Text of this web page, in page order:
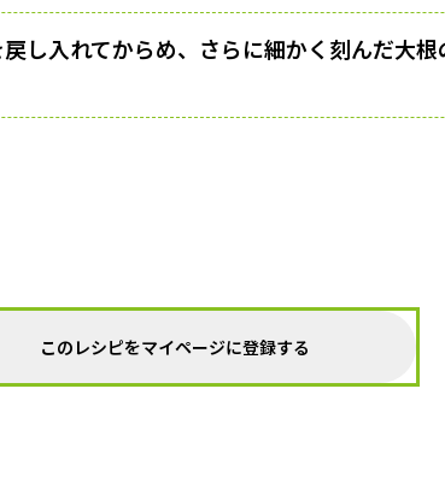
し入れてからめ、さらに細かく刻んだ大
このレシピをマイページに登録する